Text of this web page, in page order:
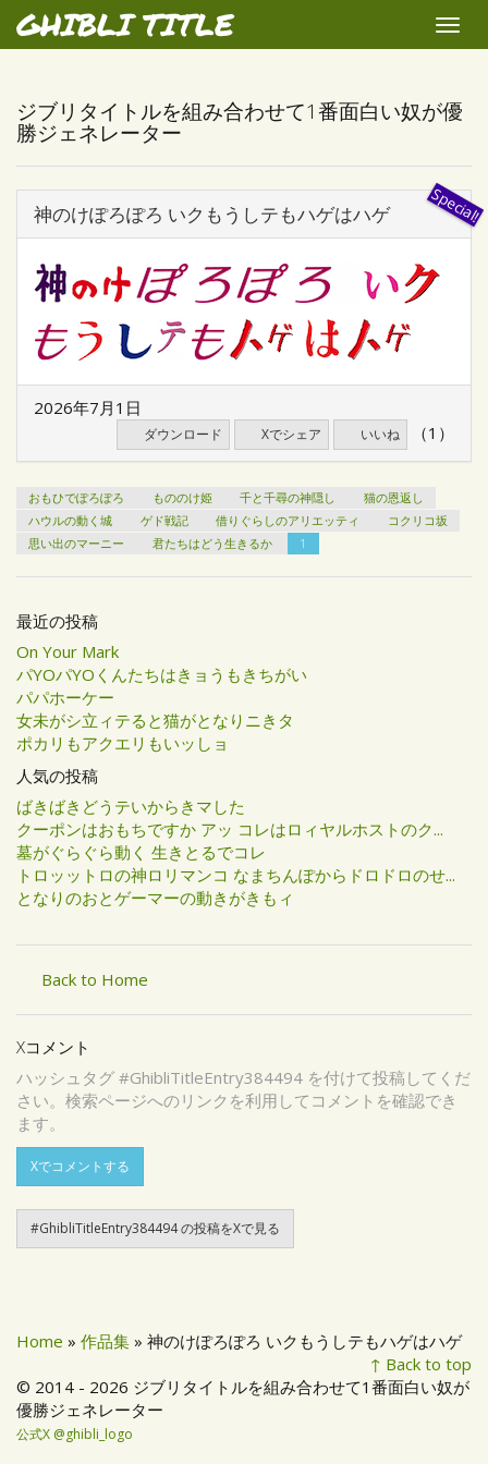
GHIBLI TITLE
Toggle
ジブリタイトルを組み合わせて1番面白い奴が優
勝ジェネレーター
神のけぽろぽろ いクもうしテもハゲはハゲ
2026年7月1日
ダウンロード Xでシェア いいね （1）
おもひでぽろぽろ もののけ姫 千と千尋の神隠し
猫の恩返し
ハウルの動く城
ゲド戦記 借りぐらしのアリエッティ
コクリコ坂
思い出のマーニー
君たちはどう生きるか 1
最近の投稿
On Your Mark
パYOパYOくんたちはきョうもきちがい
パパホーケー
女未がシ立ィテると猫がとなりニきタ
ポカリもアクエリもいッしョ
人気の投稿
ばきばきどうテいからきマした
クーポンはおもちですか アッ コレはロィヤルホストのク...
墓がぐらぐら動く 生きとるでコレ
トロッットロの神ロリマンコ なまちんぽからドロドロのせ...
となりのおとゲーマーの動きがきもィ
Back to Home
Xコメント
ハッシュタグ #GhibliTitleEntry384494 を付けて投稿してくだ
さい。検索ページへのリンクを利用してコメントを確認でき
ます。
Xでコメントする
#GhibliTitleEntry384494 の投稿をXで見る
Home » 作品集 » 神のけぽろぽろ いクもうしテもハゲはハゲ
↑ Back to top
© 2014 - 2026 ジブリタイトルを組み合わせて1番面白い奴が
優勝ジェネレーター
公式X @ghibli_logo